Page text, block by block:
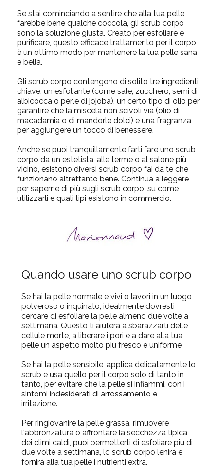
Se stai cominciando a sentire che alla tua pelle
farebbe bene qualche coccola, gli scrub corpo
sono la soluzione giusta. Creato per esfoliare e
purificare, questo efficace trattamento per il corpo
è un ottimo modo per mantenere la tua pelle sana
e bella.
Gli scrub corpo contengono di solito tre ingredienti
chiave: un esfoliante (come sale, zucchero, semi di
albicocca o perle di jojoba), un certo tipo di olio per
garantire che la miscela non scivoli via (olio di
macadamia o di mandorle dolci) e una fragranza
per aggiungere un tocco di benessere.
Anche se puoi tranquillamente farti fare uno scrub
corpo da un estetista, alle terme o al salone più
vicino, esistono diversi scrub corpo fai da te che
funzionano altrettanto bene. Continua a leggere
per saperne di più sugli scrub corpo, su come
utilizzarli e quali tipi esistono in commercio.
Quando usare uno scrub corpo
Se hai la pelle normale e vivi o lavori in un luogo
polveroso o inquinato, idealmente dovresti
cercare di esfoliare la pelle almeno due volte a
settimana. Questo ti aiuterà a sbarazzarti delle
cellule morte, a liberare i pori e a dare alla tua
pelle un aspetto molto più fresco e uniforme.
Se hai la pelle sensibile, applica delicatamente lo
scrub e usa quello per il corpo solo di tanto in
tanto, per evitare che la pelle si infiammi, con i
sintomi indesiderati di arrossamento e
irritazione.
Per ringiovanire la pelle grassa, rimuovere
l'abbronzatura o affrontare la secchezza tipica
dei climi caldi, puoi permetterti di esfoliare più di
due volte a settimana, lo scrub corpo lenirà e
fornirà alla tua pelle i nutrienti extra.